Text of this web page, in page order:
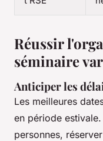
Réussir
séminaire
Anticiper les
Les meilleures
en période
personnes,